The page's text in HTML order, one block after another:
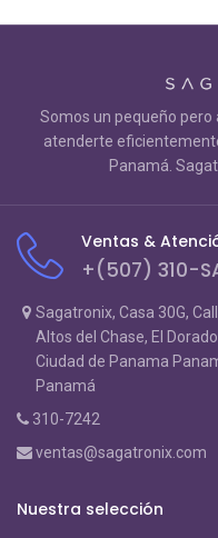
Somos un pequeño
atenderte
Panamá.
Ventas &
+(507) 310-
Sagatronix, Casa 30G,
Altos del Chase, El Dorado
Ciudad de Panama
Panamá
310-7242
ventas@sagatronix.com
Nuestra selección